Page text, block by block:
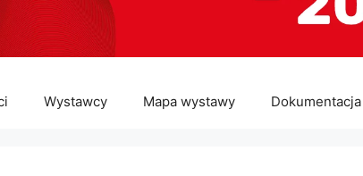
Wystawcy Mapa wystawy Dokumentacja